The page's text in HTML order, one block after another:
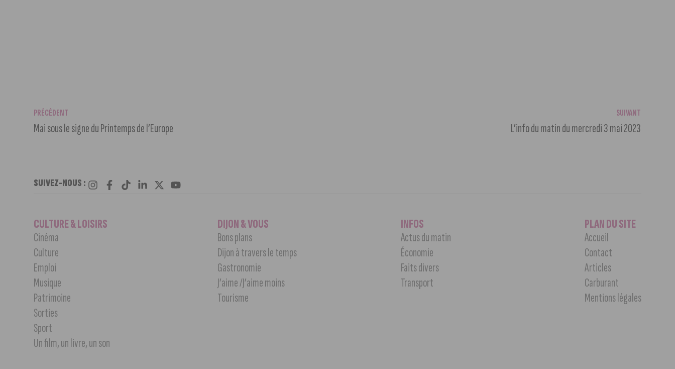
PRÉCÉDENT
Mai sous le signe du Printemps de l’Europe
SUIVANT
L’info du matin du mercredi 3 mai 2023
SUIVEZ-NOUS :
CULTURE & LOISIRS
Cinéma
Culture
Emploi
Musique
Patrimoine
Sorties
Sport
Un film, un livre, un son
DIJON & VOUS
Bons plans
Dijon à travers le temps
Gastronomie
J’aime /J’aime moins
Tourisme
INFOS
Actus du matin
Économie
Faits divers
Transport
PLAN DU SITE
Accueil
Contact
Articles
Carburant
Mentions légales